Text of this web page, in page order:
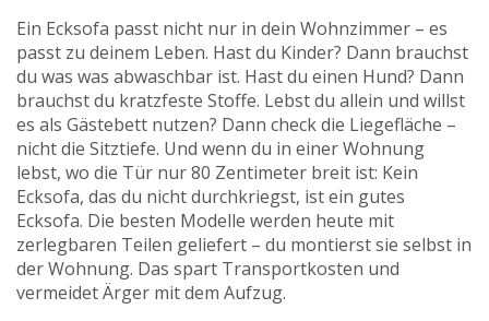
Ein Ecksofa passt nicht nur in dein Wohnzimmer – es
passt zu deinem Leben. Hast du Kinder? Dann brauchst
du was was abwaschbar ist. Hast du einen Hund? Dann
brauchst du kratzfeste Stoffe. Lebst du allein und willst
es als Gästebett nutzen? Dann check die Liegefläche –
nicht die Sitztiefe. Und wenn du in einer Wohnung
lebst, wo die Tür nur 80 Zentimeter breit ist: Kein
Ecksofa, das du nicht durchkriegst, ist ein gutes
Ecksofa. Die besten Modelle werden heute mit
zerlegbaren Teilen geliefert – du montierst sie selbst in
der Wohnung. Das spart Transportkosten und
vermeidet Ärger mit dem Aufzug.